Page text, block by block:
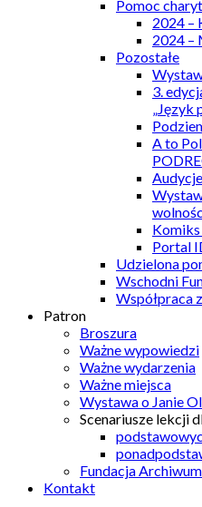
Pomoc
2024 –
2024 –
Pozostałe
3.
„Język
A to
Komiks
Portal
Udzielona
Wschodni
Współpraca
Patron
Broszura
Ważne wypowiedzi
Ważne wydarzenia
Ważne miejsca
Wystawa o Janie
Scenariusze lekcji
Fundacja
Kontakt